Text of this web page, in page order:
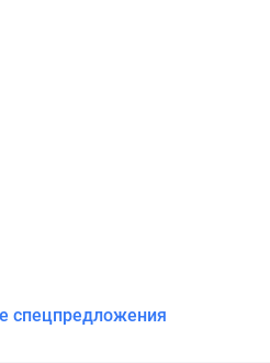
спецпредложения